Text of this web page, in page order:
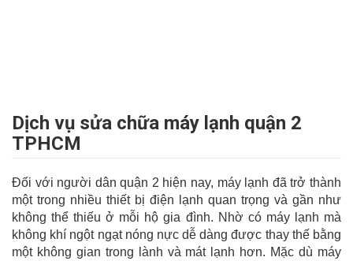
Dịch vụ sửa chữa máy lạnh quận 2
TPHCM
Đối với người dân quận 2 hiện nay, máy lạnh đã trở thành
một trong nhiều thiết bị điện lạnh quan trọng và gần như
không thể thiếu ở mỗi hộ gia đình. Nhờ có máy lạnh mà
không khí ngột ngạt nóng nực dễ dàng được thay thế bằng
một không gian trong lành và mát lạnh hơn. Mặc dù máy